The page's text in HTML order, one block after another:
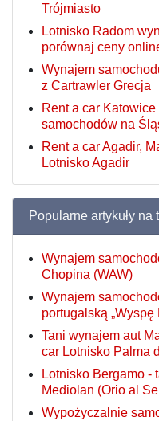
Trójmiasto
Lotnisko Radom
porównaj ceny
Wynajem
z Cartrawler Grecja
Rent a car
samochodów na
Rent a car Agadir,
Lotnisko Agadir
Popularne artykuły
Wynajem
Chopina (WAW)
Wynajem
portugalską
Tani wynajem aut
car Lotnisko Palma
Lotnisko Bergamo -
Mediolan (Orio al
Wypożyczalnie